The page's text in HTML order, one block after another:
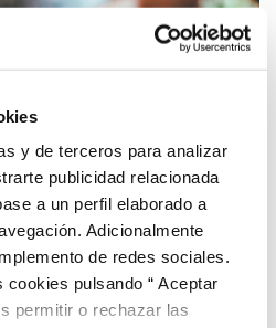
y de terceros para analizar
publicidad relacionada
a un perfil elaborado a
Adicionalmente
de redes sociales.
pulsando “ Aceptar
permitir o rechazar las
las oficinas